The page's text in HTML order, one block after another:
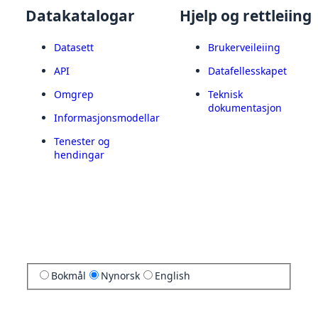
Datakatalogar
Datasett
API
Omgrep
Informasjonsmodellar
Tenester og
hendingar
Hjelp og rettleiing
Brukerveileiing
Datafellesskapet
Teknisk
dokumentasjon
Bokmål Nynorsk English